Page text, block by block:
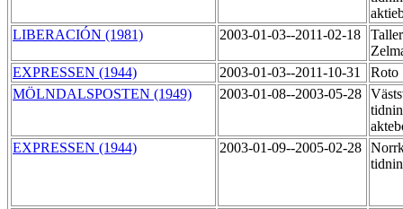
LIBERACIÓN (1981)
2003-01-03--2011-02-18
EXPRESSEN (1944)
2003-01-03--2011-10-31
Roto
MÖLNDALSPOSTEN (1949)
2003-01-08--2003-05-28
EXPRESSEN (1944)
2003-01-09--2005-02-28